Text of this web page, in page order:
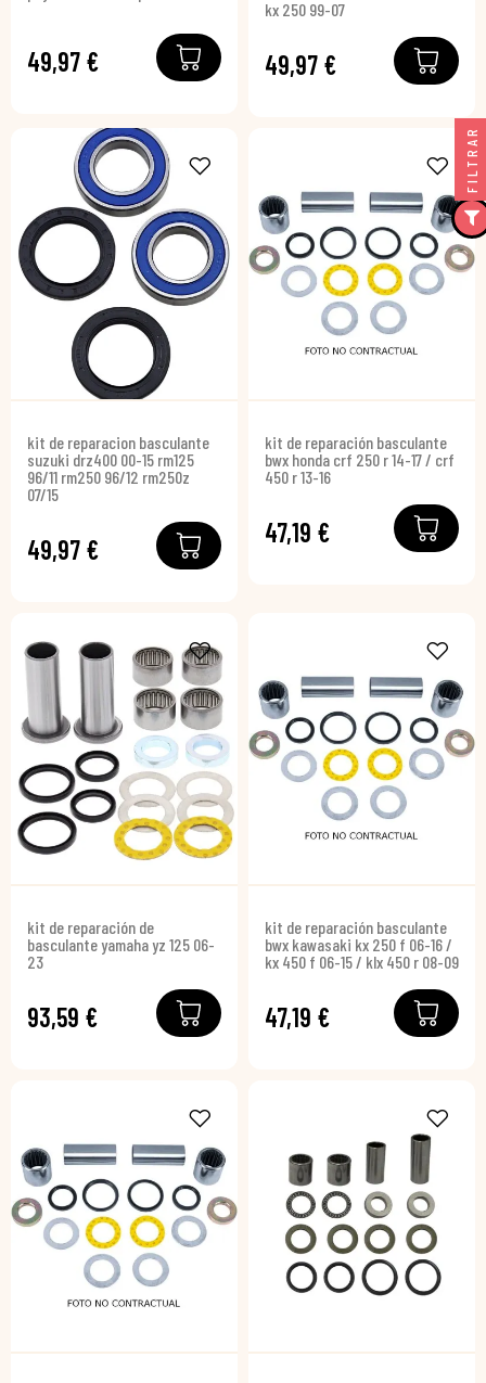
49,97 €
kx 250 99-07
49,97 €
kit de reparacion basculante
suzuki drz400 00-15 rm125
96/11 rm250 96/12 rm250z
07/15
49,97 €
kit de reparación basculante
bwx honda crf 250 r 14-17 / crf
450 r 13-16
47,19 €
kit de reparación de
basculante yamaha yz 125 06-
23
93,59 €
kit de reparación basculante
bwx kawasaki kx 250 f 06-16 /
kx 450 f 06-15 / klx 450 r 08-09
47,19 €
FILTRAR